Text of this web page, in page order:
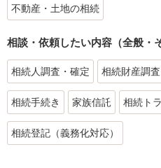
不動産・土地の相続
相談・依頼したい内容（全般・
相続人調査・確定 相続財産調
相続手続き 家族信託 相続ト
相続登記（義務化対応）